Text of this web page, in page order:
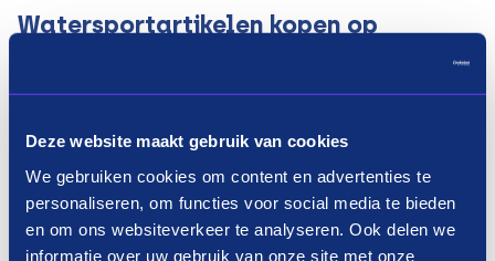
Deze website maakt gebruik van cookies
We gebruiken cookies om content en advertenties te
personaliseren, om functies voor social media te bieden
en om ons websiteverkeer te analyseren. Ook delen we
informatie over uw gebruik van onze site met onze
Watersportartikelen kopen op
Of je nu toe bent aan een nieuwe roeiboot of een
duikbril, met de betaalmethode van Payin3 betaal
Wanneer je jouw watersportartikelen op
afbetaling koopt, spreid je de kosten. Bij aanschaf
betaal je namelijk slechts een derde van het